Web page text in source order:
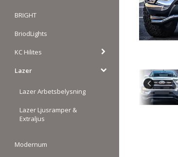
BRIGHT
BriodLights
KC Hilites
Lazer
Lazer Arbetsbelysning
Lazer Ljusramper &
Extraljus
Modernum